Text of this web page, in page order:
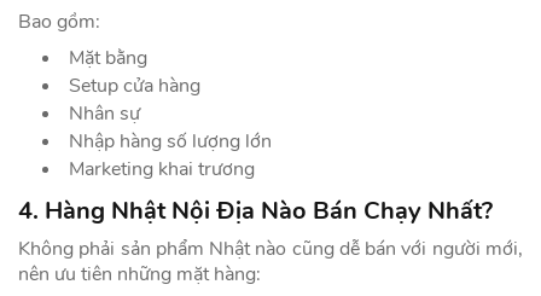
Bao gồm:
Mặt bằng
Setup cửa hàng
Nhân sự
Nhập hàng số lượng lớn
Marketing khai trương
4. Hàng Nhật Nội Địa Nào Bán Chạy Nhất?
Không phải sản phẩm Nhật nào cũng dễ bán với người mới,
nên ưu tiên những mặt hàng: